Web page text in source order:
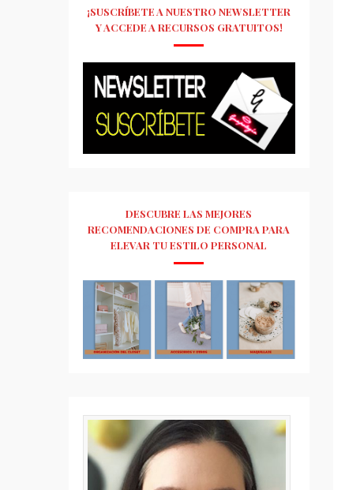
¡SUSCRÍBETE A NUESTRO NEWSLETTER
Y ACCEDE A RECURSOS GRATUITOS!
DESCUBRE LAS MEJORES
RECOMENDACIONES DE COMPRA PARA
ELEVAR TU ESTILO PERSONAL